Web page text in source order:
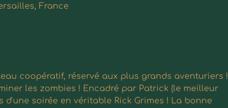
France
coopératif, réservé aux plus grands aventuriers !
les zombies ! Encadré par Patrick (le meilleur
soirée en véritable Rick Grimes ! La bonne